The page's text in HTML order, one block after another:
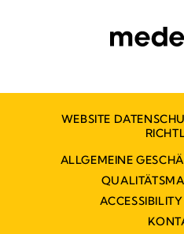
WEBSITE
ALLGEMEINE